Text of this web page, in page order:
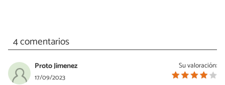
4 comentarios
Su valoración:
Proto Jimenez
17/09/2023